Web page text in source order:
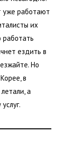
уже работают
их
работать
ездить в
Но
в
а